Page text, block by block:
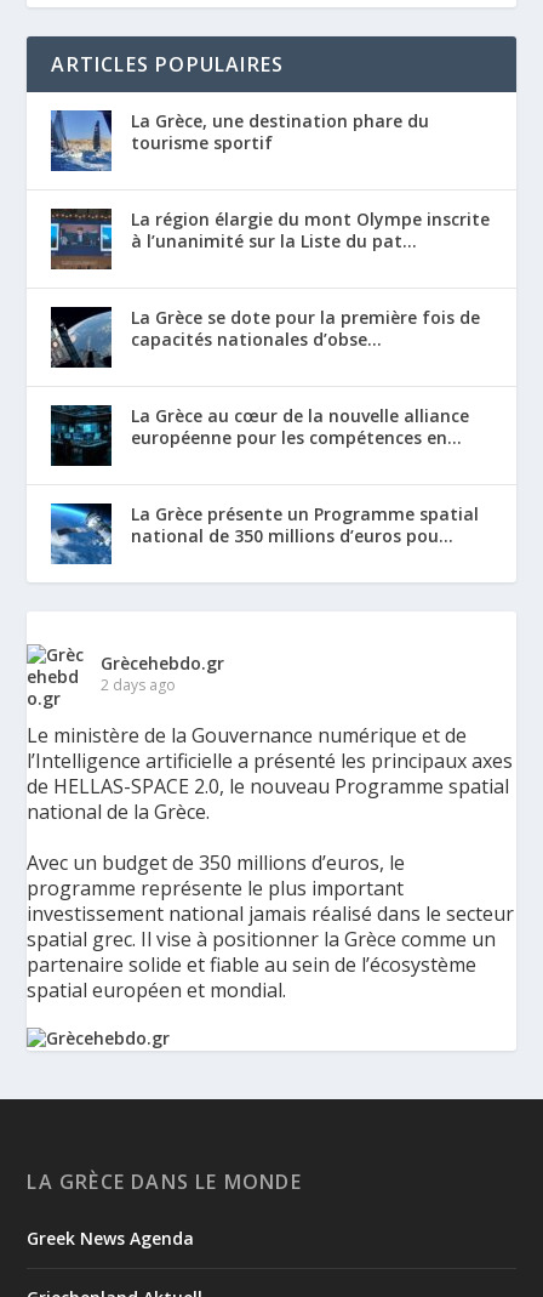
ARTICLES POPULAIRES
La Grèce, une destination phare du
tourisme sportif
La région élargie du mont Olympe inscrite
à l’unanimité sur la Liste du pat...
La Grèce se dote pour la première fois de
capacités nationales d’obse...
La Grèce au cœur de la nouvelle alliance
européenne pour les compétences en...
La Grèce présente un Programme spatial
national de 350 millions d’euros pou...
Grècehebdo.gr
2 days ago
Le ministère de la Gouvernance numérique et de
l’Intelligence artificielle a présenté les principaux axes
de HELLAS-SPACE 2.0, le nouveau Programme spatial
national de la Grèce.
Avec un budget de 350 millions d’euros, le
programme représente le plus important
investissement national jamais réalisé dans le secteur
spatial grec. Il vise à positionner la Grèce comme un
partenaire solide et fiable au sein de l’écosystème
spatial européen et mondial.
350 millions d’euros pour renforcer la sécurité,
l’Intelligence artificielle a présenté les principaux axes de
la Grèce, une initiative de 350 millions d’euros destinée à
LA GRÈCE DANS LE MONDE
Greek News Agenda